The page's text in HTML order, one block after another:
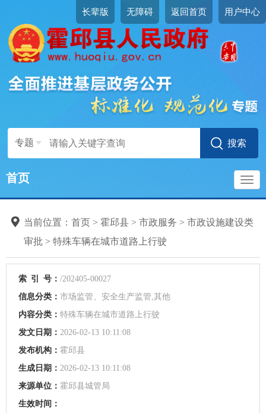
长辈版 无障碍 返回首页 用户中心
专题
首页
当前位置： 首页 > 霍邱县 > 市政服务 > 市政设施建设类
审批 > 特殊车辆在城市道路上行驶
索 引 号： /202405-00027
信息分类： 市场监管、安全生产监管,其他
内容分类： 特殊车辆在城市道路上行驶
发文日期： 2026-02-13 10:11:08
发布机构： 霍邱县
生成日期： 2026-02-13 10:11:08
来源单位： 霍邱县城管局
生效时间：